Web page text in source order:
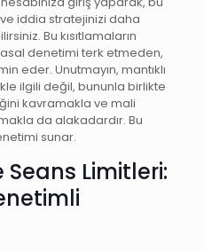
ve iddia stratejinizi daha
Bu kısıtlamaların
denetimi terk etmeden,
eder. Unutmayın, mantıklı
ilgili değil, bununla birlikte
kavramakla ve mali
da alakadardır. Bu
sunar.
Limitleri: